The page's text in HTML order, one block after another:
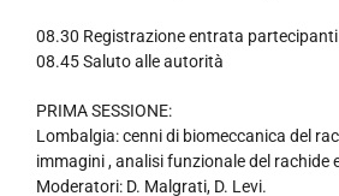
08.30 Registrazione entrata partecipanti
08.45 Saluto alle autorità
PRIMA SESSIONE:
Lombalgia: cenni di biomeccanica del
immagini , analisi funzionale del rachide
Moderatori: D. Malgrati, D. Levi.